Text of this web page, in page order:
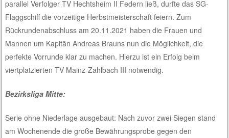
parallel Verfolger TV Hechtsheim II Federn ließ, durfte das SG-
Flaggschiff die vorzeitige Herbstmeisterschaft feiern. Zum
Rückrundenabschluss am 20.11.2021 haben die Frauen und
Mannen um Kapitän Andreas Brauns nun die Möglichkeit, die
perfekte Vorrunde klar zu machen. Hierzu ist ein Erfolg beim
viertplatzierten TV Mainz-Zahlbach III notwendig.
Bezirksliga Mitte:
Serie ohne Niederlage ausgebaut: Nach zuvor zwei Siegen stand
am Wochenende die große Bewährungsprobe gegen den